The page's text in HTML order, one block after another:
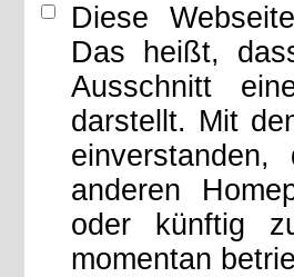
Diese
Das heißt,
Ausschnitt
darstellt. Mit
anderen
oder künftig
momentan